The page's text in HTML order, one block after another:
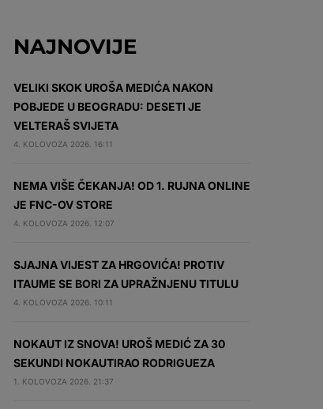
NAJNOVIJE
VELIKI SKOK UROŠA MEDIĆA NAKON
POBJEDE U BEOGRADU: DESETI JE
VELTERAŠ SVIJETA
4. KOLOVOZA 2026. 16:11
NEMA VIŠE ČEKANJA! OD 1. RUJNA ONLINE
JE FNC-OV STORE
4. KOLOVOZA 2026. 12:07
SJAJNA VIJEST ZA HRGOVIĆA! PROTIV
ITAUME SE BORI ZA UPRAŽNJENU TITULU
4. KOLOVOZA 2026. 10:11
NOKAUT IZ SNOVA! UROŠ MEDIĆ ZA 30
SEKUNDI NOKAUTIRAO RODRIGUEZA
1. KOLOVOZA 2026. 21:37